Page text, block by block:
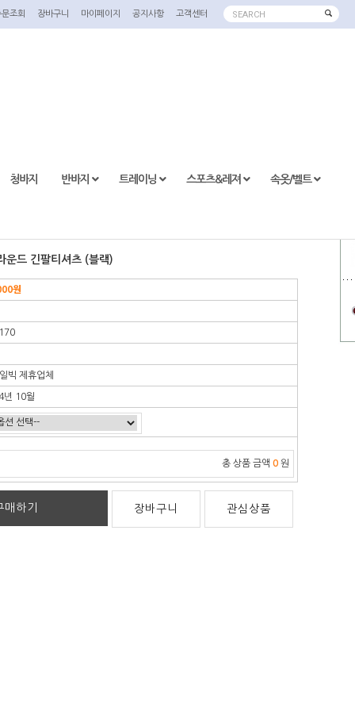
SEARCH
문조회 장바구니 마이페이지 공지사항 고객센터
청바지 반바지 트레이닝 스포츠&레져 속옷/벨트
운드 긴팔티셔츠 (블랙)
원
빅 제휴업체
년 10월
총 상품 금액 0 원
매하기 장바구니 관심상품